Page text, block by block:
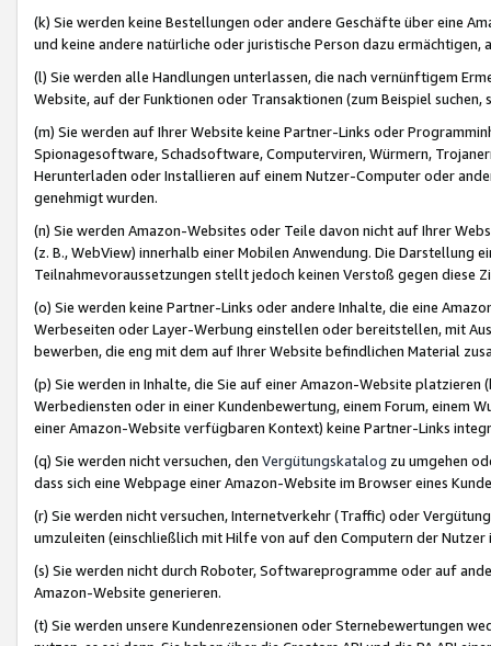
(k) Sie werden keine Bestellungen oder andere Geschäfte über eine
und keine andere natürliche oder juristische Person dazu
(l) Sie werden alle Handlungen unterlassen, die nach vernünftigem
Website, auf der Funktionen oder Transaktionen (zum Beispiel
(m) Sie werden auf Ihrer Website keine Partner-Links oder
Spionagesoftware, Schadsoftware, Computerviren, Würmern,
Herunterladen oder Installieren auf einem Nutzer-Computer oder
genehmigt wurden.
(n) Sie werden Amazon-Websites oder Teile davon nicht auf Ihrer
(z. B., WebView) innerhalb einer Mobilen Anwendung. Die Darstellung
Teilnahmevoraussetzungen stellt jedoch keinen Verstoß gegen diese
(o) Sie werden keine Partner-Links oder andere Inhalte, die eine
Werbeseiten oder Layer-Werbung einstellen oder bereitstellen, mit
bewerben, die eng mit dem auf Ihrer Website befindlichen Material
(p) Sie werden in Inhalte, die Sie auf einer Amazon-Website
Werbediensten oder in einer Kundenbewertung, einem Forum, einem
einer Amazon-Website verfügbaren Kontext) keine Partner-Links
(q) Sie werden nicht versuchen, den Vergütungskatalog zu umgehen
dass sich eine Webpage einer Amazon-Website im Browser eines
(r) Sie werden nicht versuchen, Internetverkehr (Traffic) oder
umzuleiten (einschließlich mit Hilfe von auf den Computern der
(s) Sie werden nicht durch Roboter, Softwareprogramme oder auf
Amazon-Website generieren.
(t) Sie werden unsere Kundenrezensionen oder Sternebewertungen